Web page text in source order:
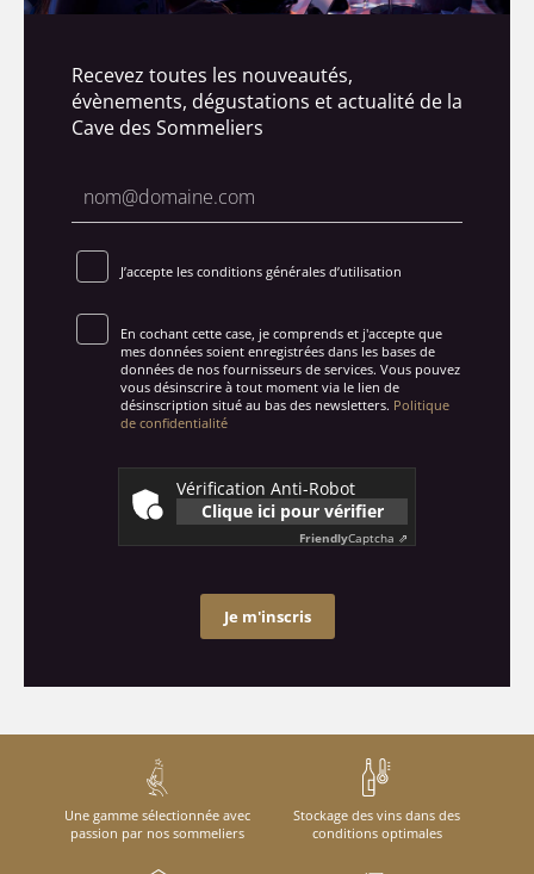
Recevez toutes les nouveautés,
évènements, dégustations et actualité de la
Cave des Sommeliers
J’accepte les conditions générales d’utilisation
En cochant cette case, je comprends et j'accepte que
mes données soient enregistrées dans les bases de
données de nos fournisseurs de services. Vous pouvez
vous désinscrire à tout moment via le lien de
désinscription situé au bas des newsletters. Politique
de confidentialité
Vérification Anti-Robot
Clique ici pour vérifier
FriendlyCaptcha ⇗
Je m'inscris
Une gamme sélectionnée avec
passion par nos sommeliers
Stockage des vins dans des
conditions optimales